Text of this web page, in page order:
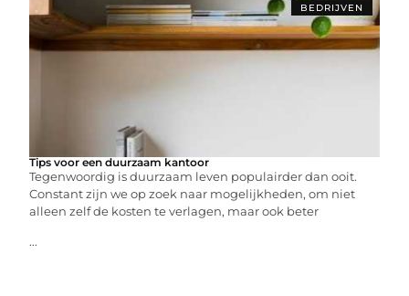
BEDRIJVEN
Tips voor een duurzaam kantoor
Tegenwoordig is duurzaam leven populairder dan ooit.
Constant zijn we op zoek naar mogelijkheden, om niet
alleen zelf de kosten te verlagen, maar ook beter
...